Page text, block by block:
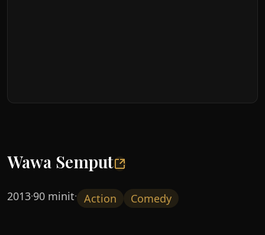
Wawa Semput
2013·90 minit· Action Comedy